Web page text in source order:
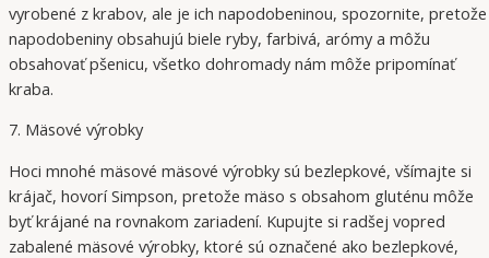
vyrobené z krabov, ale je ich napodobeninou, spozornite, pretože
napodobeniny obsahujú biele ryby, farbivá, arómy a môžu
obsahovať pšenicu, všetko dohromady nám môže pripomínať
kraba.
7. Mäsové výrobky
Hoci mnohé mäsové mäsové výrobky sú bezlepkové, všímajte si
krájač, hovorí Simpson, pretože mäso s obsahom gluténu môže
byť krájané na rovnakom zariadení. Kupujte si radšej vopred
zabalené mäsové výrobky, ktoré sú označené ako bezlepkové,